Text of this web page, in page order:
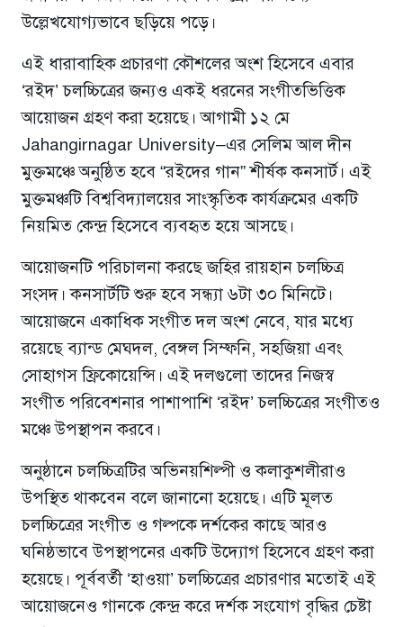
উল্লেখযোগ্যভাবে ছড়িয়ে পড়ে।
এই ধারাবাহিক প্রচারণা কৌশলের অংশ হিসেবে এবার
‘রইদ’ চলচ্চিত্রের জন্যও একই ধরনের সংগীতভিত্তিক
আয়োজন গ্রহণ করা হয়েছে। আগামী ১২ মে
Jahangirnagar University–এর সেলিম আল দীন
মুক্তমঞ্চে অনুষ্ঠিত হবে “রইদের গান” শীর্ষক কনসার্ট। এই
মুক্তমঞ্চটি বিশ্ববিদ্যালয়ের সাংস্কৃতিক কার্যক্রমের একটি
নিয়মিত কেন্দ্র হিসেবে ব্যবহৃত হয়ে আসছে।
আয়োজনটি পরিচালনা করছে জহির রায়হান চলচ্চিত্র
সংসদ। কনসার্টটি শুরু হবে সন্ধ্যা ৬টা ৩০ মিনিটে।
আয়োজনে একাধিক সংগীত দল অংশ নেবে, যার মধ্যে
রয়েছে ব্যান্ড মেঘদল, বেঙ্গল সিম্ফনি, সহজিয়া এবং
সোহাগস ফ্রিকোয়েন্সি। এই দলগুলো তাদের নিজস্ব
সংগীত পরিবেশনার পাশাপাশি ‘রইদ’ চলচ্চিত্রের সংগীতও
মঞ্চে উপস্থাপন করবে।
অনুষ্ঠানে চলচ্চিত্রটির অভিনয়শিল্পী ও কলাকুশলীরাও
উপস্থিত থাকবেন বলে জানানো হয়েছে। এটি মূলত
চলচ্চিত্রের সংগীত ও গল্পকে দর্শকের কাছে আরও
ঘনিষ্ঠভাবে উপস্থাপনের একটি উদ্যোগ হিসেবে গ্রহণ করা
হয়েছে। পূর্ববর্তী ‘হাওয়া’ চলচ্চিত্রের প্রচারণার মতোই এই
আয়োজনেও গানকে কেন্দ্র করে দর্শক সংযোগ বৃদ্ধির চেষ্টা